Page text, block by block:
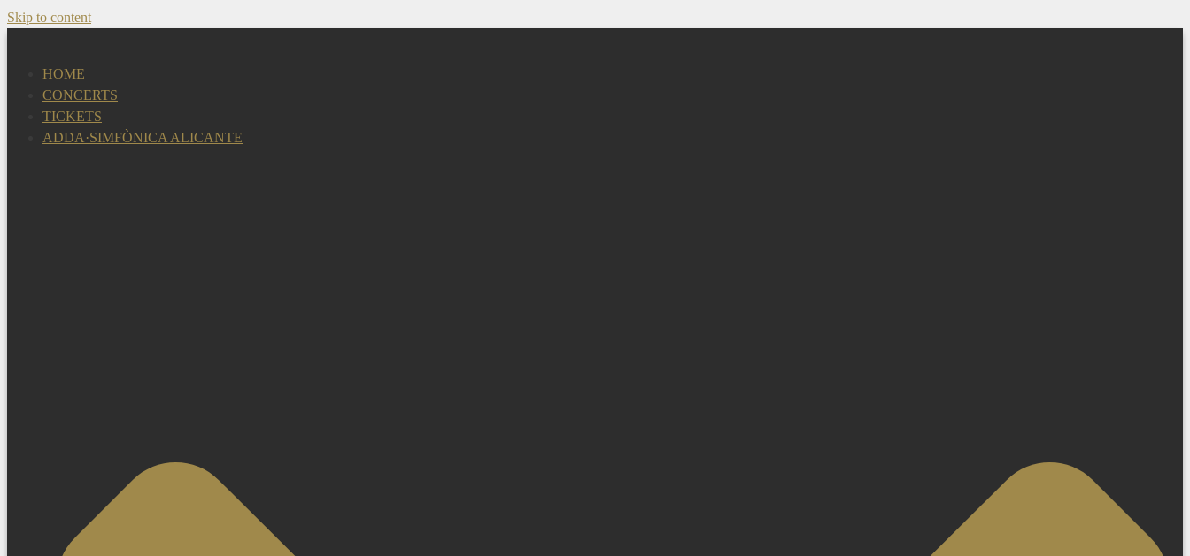
Skip to content
HOME
CONCERTS
TICKETS
ADDA·SIMFÒNICA ALICANTE